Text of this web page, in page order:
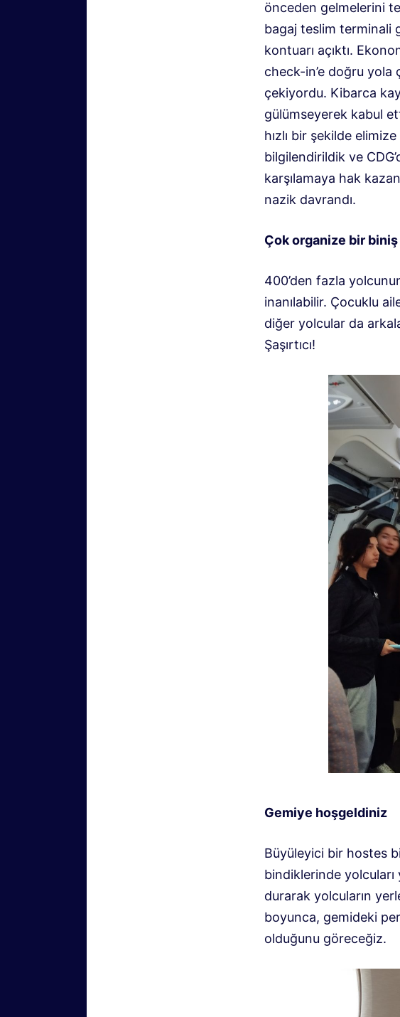
önceden gelmelerini
bagaj teslim terminali
kontuarı açıktı.
check-in’e doğru yola
çekiyordu. Kibarca
gülümseyerek kabul
hızlı bir şekilde
bilgilendirildik ve
karşılamaya hak
nazik davrandı.
Çok organize bir
400’den fazla
inanılabilir. Çocuklu
diğer yolcular da
Şaşırtıcı!
Gemiye hoşgeldiniz
Büyüleyici bir hostes
bindiklerinde
durarak yolcuların
boyunca, gemideki
olduğunu göreceğiz.